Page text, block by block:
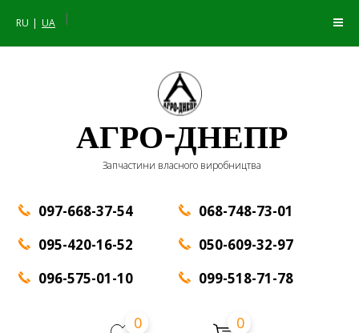
RU UA |
АГРО-ДНЕПР
Запчастини власного виробництва
097-668-37-54
095-420-16-52
096-575-01-10
068-748-73-01
050-609-32-97
099-518-71-78
0 0